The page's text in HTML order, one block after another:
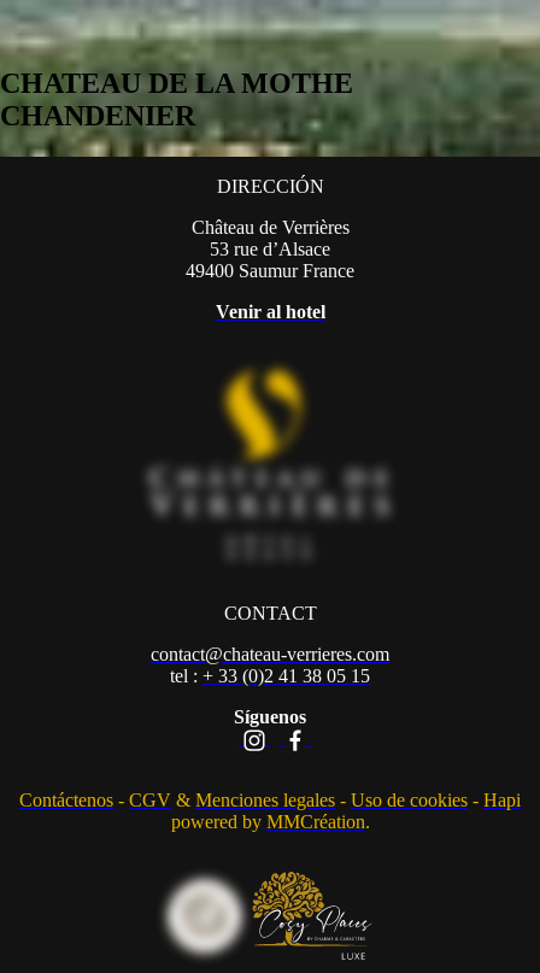
CHATEAU DE LA MOTHE
CHANDENIER
DIRECCIÓN
Château de Verrières
53 rue d’Alsace
49400 Saumur France
Venir al hotel
CONTACT
contact@chateau-verrieres.com
tel : + 33 (0)2 41 38 05 15
Síguenos
Contáctenos - CGV & Menciones legales - Uso de cookies - Hapi
powered by MMCréation.